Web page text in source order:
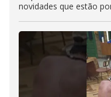
novidades que estão